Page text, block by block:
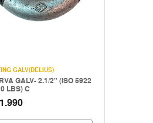
GALV(DELIUS)
GALV- 2.1/2" (ISO 5922
LBS) C